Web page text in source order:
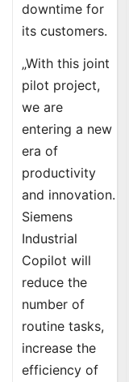
downtime for
its customers.
„With this joint
pilot project,
we are
entering a new
era of
productivity
and innovation.
Siemens
Industrial
Copilot will
reduce the
number of
routine tasks,
increase the
efficiency of